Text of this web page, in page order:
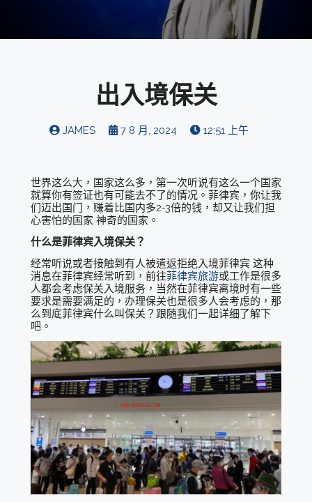
出入境保关
JAMES 7 8 月, 2024 12:51 上午
世界这么大，国家这么多，第一次听说有这么一个国家
就算你有签证也有可能去不了的情况。菲律宾，你让我
们迈出国门，赚着比国内多2-3倍的钱，却又让我们担
心害怕的国家 神奇的国家。
什么是菲律宾入境保关？
经常听说或者接触到有人被遣返拒绝入境菲律宾 这种
消息在菲律宾经常听到，前往菲律宾旅游或工作是很多
人都会考虑保关入境服务，当然在菲律宾离境时有一些
要求是需要满足的，办理保关也是很多人会考虑的，那
么到底菲律宾什么叫保关？跟随我们一起详细了解下
吧。